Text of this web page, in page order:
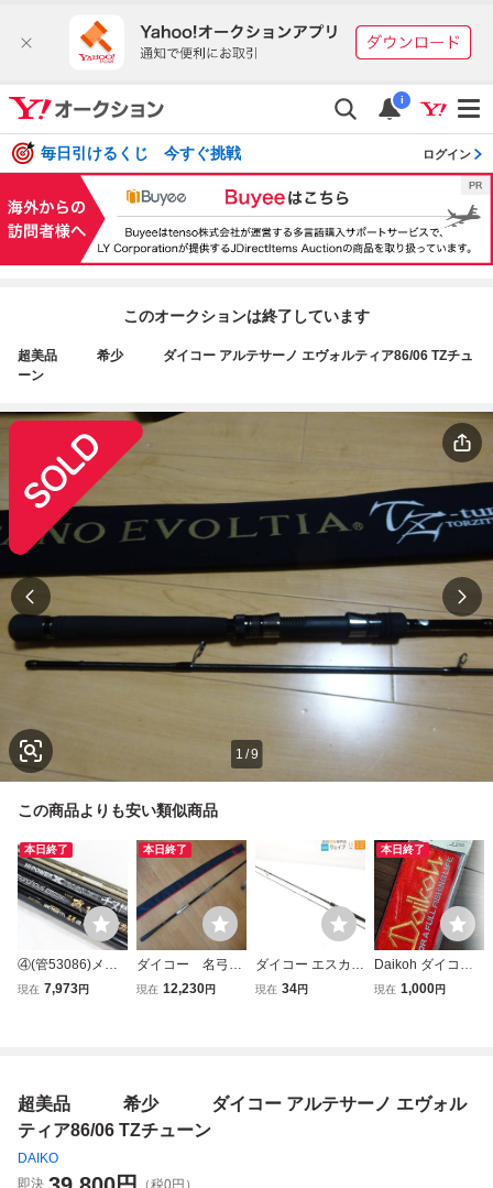
i
毎日引けるくじ 今すぐ挑戦 ログイン
このオークションは終了しています
超美品 希少 ダイコー アルテサーノ エヴォルティア86/06 TZチュ
ーン
1 /9
この商品よりも安い類似商品
本日終了
④(管53086)メー
カー磯竿 4本セッ
コー 他
現在 7,973円
本日終了
ダイコー 名弓
v2 磯 ０６－５
現在 12,230円
ダイコー エスカペ
ード ESP-86H
現在 34円
本日終了
Daikoh ダイコー
ワッペン FOR A F
現在 1,000円
超美品 希少 ダイコー アルテサーノ エヴォル
ティア86/06 TZチューン
DAIKO
即決
（税0円）